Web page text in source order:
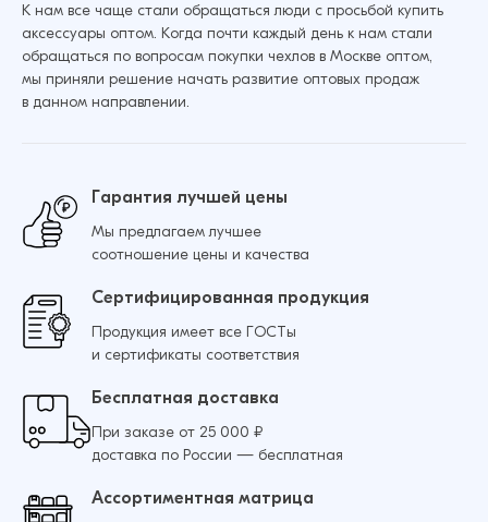
К нам все чаще стали обращаться люди с просьбой купить
аксессуары оптом. Когда почти каждый день к нам стали
обращаться по вопросам покупки чехлов в Москве оптом,
мы приняли решение начать развитие оптовых продаж
в данном направлении.
Гарантия лучшей цены
Мы предлагаем лучшее
соотношение цены и качества
Сертифицированная продукция
Продукция имеет все ГОСТы
и сертификаты соответствия
Бесплатная доставка
При заказе от 25 000 ₽
доставка по России — бесплатная
Ассортиментная матрица